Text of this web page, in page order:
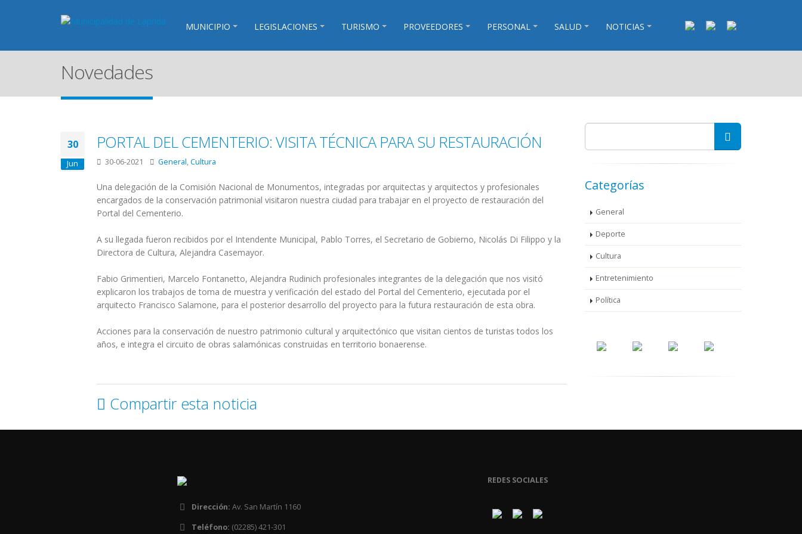
MUNICIPIO LEGISLACIONES TURISMO PROVEEDORES PERSONAL SALUD NOTICIAS
Novedades
30
Jun
PORTAL DEL CEMENTERIO: VISITA TÉCNICA PARA SU RESTAURACIÓN
30-06-2021 General,Cultura
Una delegación de la Comisión Nacional de Monumentos, integradas por arquitectas y arquitectos y profesionales
encargados de la conservación patrimonial visitaron nuestra ciudad para trabajar en el proyecto de restauración del
Portal del Cementerio.
A su llegada fueron recibidos por el Intendente Municipal, Pablo Torres, el Secretario de Gobierno, Nicolás Di Filippo y la
Directora de Cultura, Alejandra Casemayor.
Fabio Grimentieri, Marcelo Fontanetto, Alejandra Rudinich profesionales integrantes de la delegación que nos visitó
explicaron los trabajos de toma de muestra y verificación del estado del Portal del Cementerio, ejecutada por el
arquitecto Francisco Salamone, para el posterior desarrollo del proyecto para la futura restauración de esta obra.
Acciones para la conservación de nuestro patrimonio cultural y arquitectónico que visitan cientos de turistas todos los
años, e integra el circuito de obras salamónicas construidas en territorio bonaerense.
Compartir esta noticia
Categorías
General
Deporte
Cultura
Entretenimiento
Política
Dirección: Av. San Martín 1160
Teléfono: (02285) 421-301
REDES SOCIALES